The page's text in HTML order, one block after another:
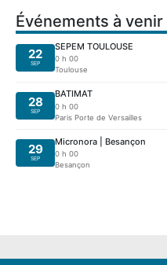
Événements à venir
22
SEP
SEPEM TOULOUSE
0 h 00
Toulouse
28
SEP
BATIMAT
0 h 00
Paris Porte de Versailles
29
SEP
Micronora | Besançon
0 h 00
Besançon